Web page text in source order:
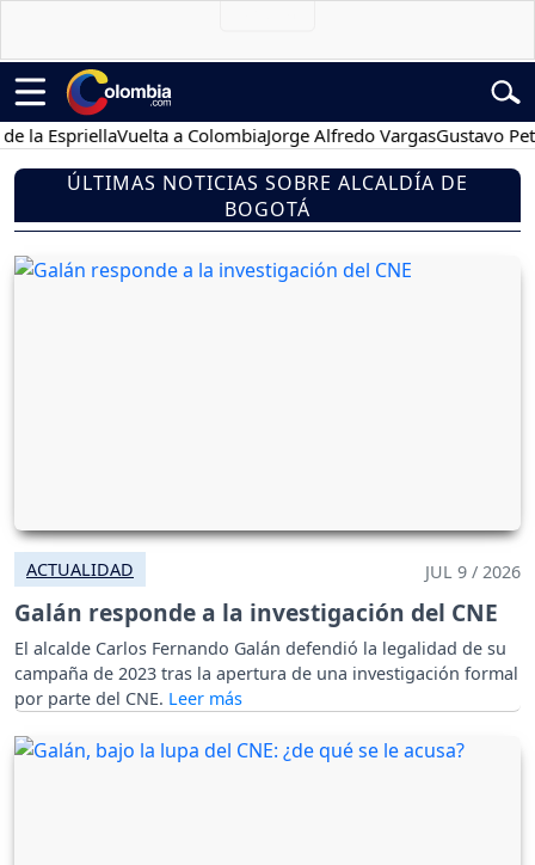
Vuelta a ColombiaJorge Alfredo VargasGustavo Petro
ÚLTIMAS NOTICIAS SOBRE ALCALDÍA DE
BOGOTÁ
ACTUALIDAD JUL 9 / 2026
Galán responde a la investigación del CNE
El alcalde Carlos Fernando Galán defendió la legalidad de su
campaña de 2023 tras la apertura de una investigación formal
por parte del CNE.